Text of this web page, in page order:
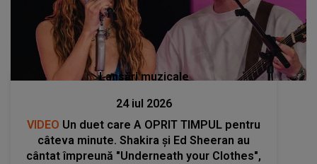
Lansări muzicale
24 iul 2026
VIDEO Un duet care A OPRIT TIMPUL pentru
câteva minute. Shakira și Ed Sheeran au
cântat împreună "Underneath your Clothes",